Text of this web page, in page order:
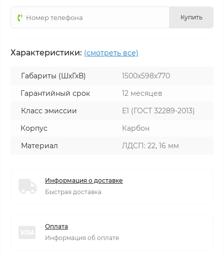
Купить
Характеристики: (смотреть все)
Габариты (ШхГхВ)
1500х598х770
Гарантийный срок
12 месяцев
Класс эмиссии
Е1 (ГОСТ 32289-2013)
Корпус
Карбон
Материал
ЛДСП: 22, 16 мм
Информация о доставке
Быстрая доставка
Оплата
Информация об оплате